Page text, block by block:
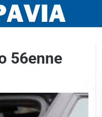
56enne